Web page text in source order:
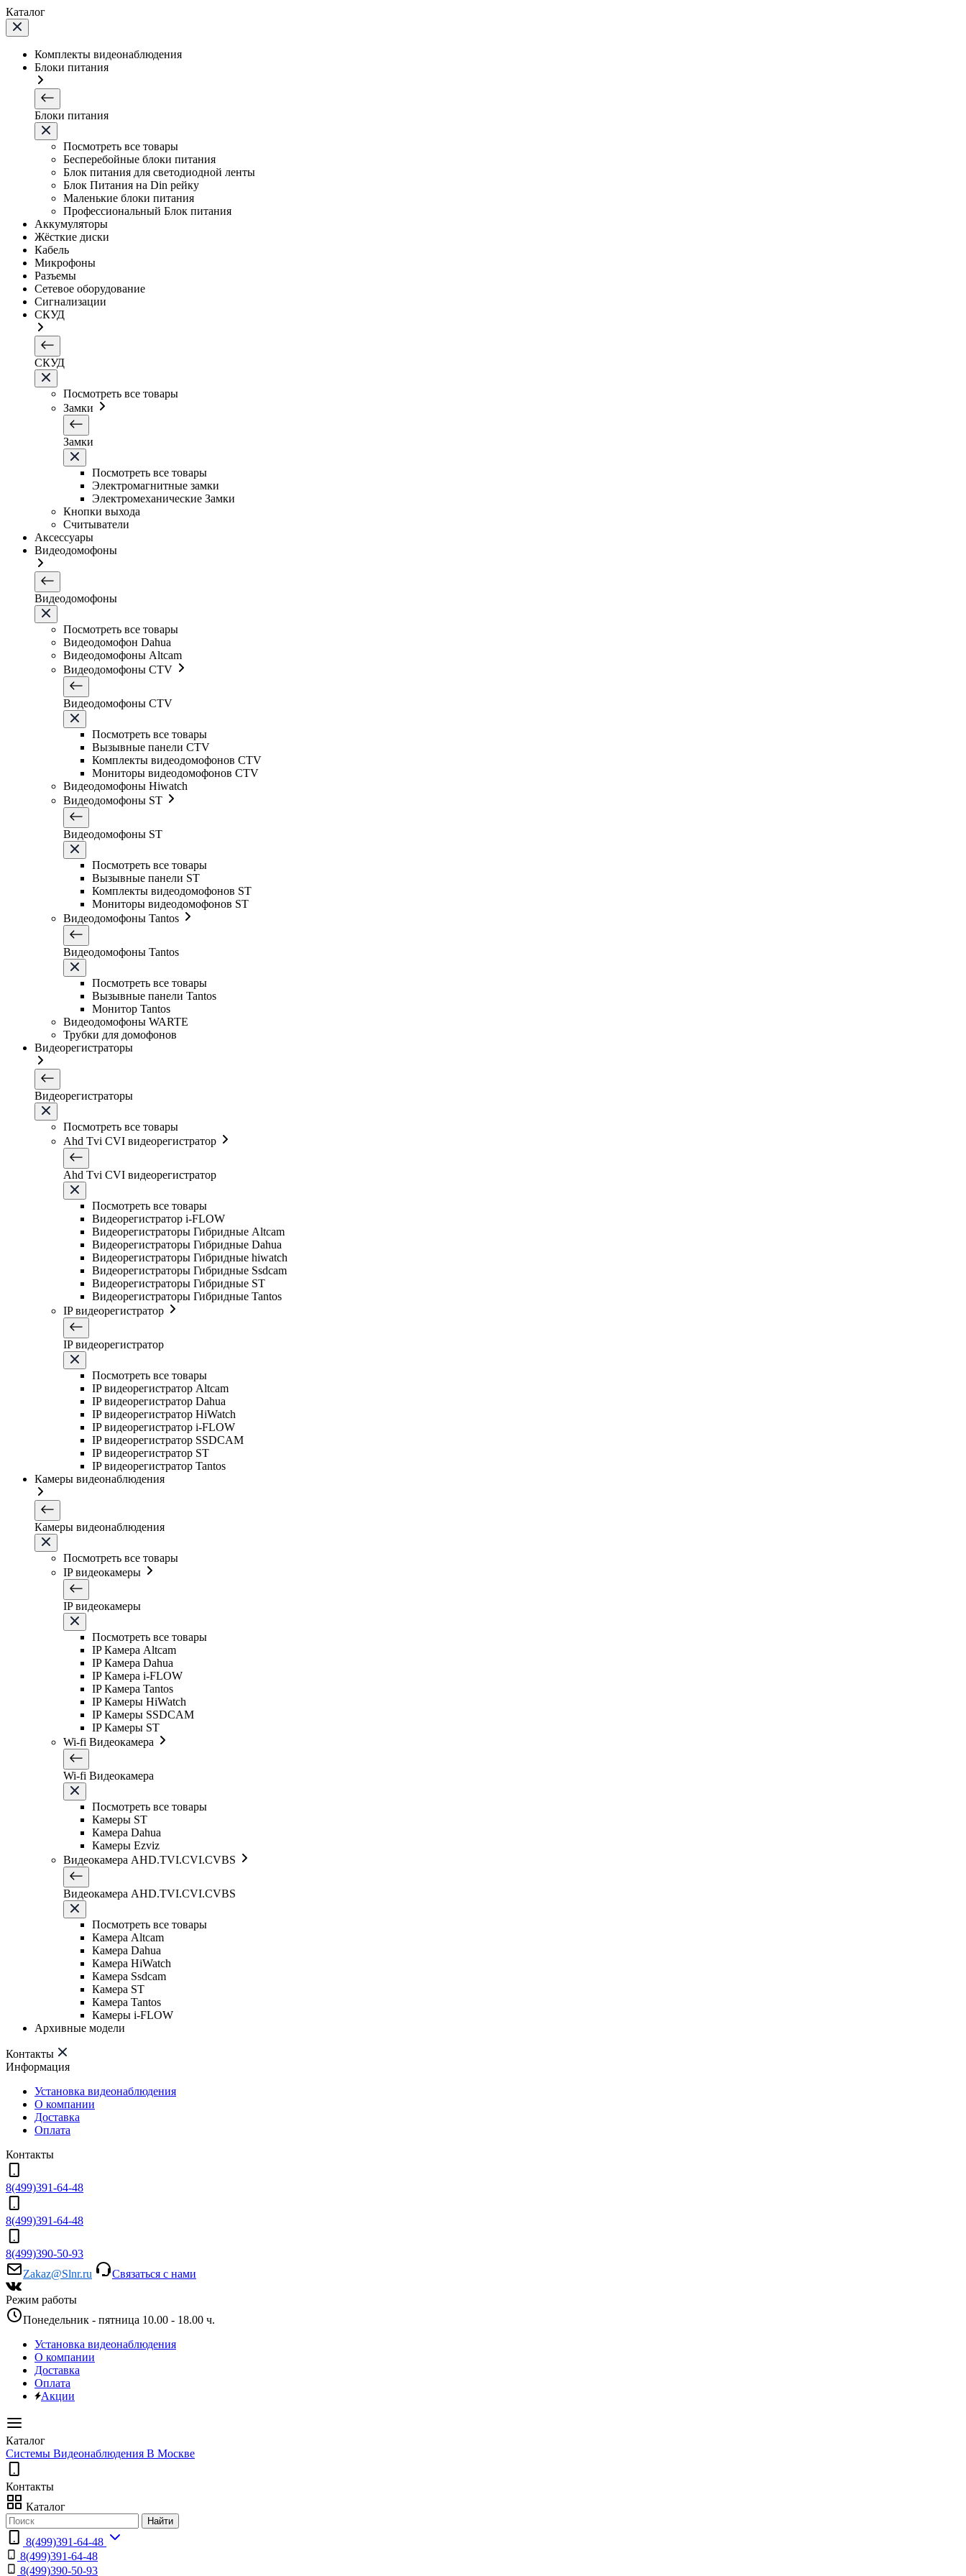
Каталог
Комплекты видеонаблюдения
Блоки питания
Блоки питания
Посмотреть все товары
Бесперебойные блоки питания
Блок питания для светодиодной ленты
Блок Питания на Din рейку
Маленькие блоки питания
Профессиональный Блок питания
Аккумуляторы
Жёсткие диски
Кабель
Микрофоны
Разъемы
Сетевое оборудование
Сигнализации
СКУД
СКУД
Посмотреть все товары
Замки
Замки
Посмотреть все товары
Электромагнитные замки
Электромеханические Замки
Кнопки выхода
Считыватели
Аксессуары
Видеодомофоны
Видеодомофоны
Посмотреть все товары
Видеодомофон Dahua
Видеодомофоны Altcam
Видеодомофоны CTV
Видеодомофоны CTV
Посмотреть все товары
Вызывные панели CTV
Комплекты видеодомофонов CTV
Мониторы видеодомофонов CTV
Видеодомофоны Hiwatch
Видеодомофоны ST
Видеодомофоны ST
Посмотреть все товары
Вызывные панели ST
Комплекты видеодомофонов ST
Мониторы видеодомофонов ST
Видеодомофоны Tantos
Видеодомофоны Tantos
Посмотреть все товары
Вызывные панели Tantos
Монитор Tantos
Видеодомофоны WARTE
Трубки для домофонов
Видеорегистраторы
Видеорегистраторы
Посмотреть все товары
Ahd Tvi CVI видеорегистратор
Ahd Tvi CVI видеорегистратор
Посмотреть все товары
Видеорегистратор i-FLOW
Видеорегистраторы Гибридные Altcam
Видеорегистраторы Гибридные Dahua
Видеорегистраторы Гибридные hiwatch
Видеорегистраторы Гибридные Ssdcam
Видеорегистраторы Гибридные ST
Видеорегистраторы Гибридные Tantos
IP видеорегистратор
IP видеорегистратор
Посмотреть все товары
IP видеорегистратор Altcam
IP видеорегистратор Dahua
IP видеорегистратор HiWatch
IP видеорегистратор i-FLOW
IP видеорегистратор SSDCAM
IP видеорегистратор ST
IP видеорегистратор Tantos
Камеры видеонаблюдения
Камеры видеонаблюдения
Посмотреть все товары
IP видеокамеры
IP видеокамеры
Посмотреть все товары
IP Камера Altcam
IP Камера Dahua
IP Камера i-FLOW
IP Камера Tantos
IP Камеры HiWatch
IP Камеры SSDCAM
IP Камеры ST
Wi-fi Видеокамера
Wi-fi Видеокамера
Посмотреть все товары
Камеры ST
Камера Dahua
Камеры Ezviz
Видеокамера AHD.TVI.CVI.CVBS
Видеокамера AHD.TVI.CVI.CVBS
Посмотреть все товары
Камера Altcam
Камера Dahua
Камера HiWatch
Камера Ssdcam
Камера ST
Камера Tantos
Камеры i-FLOW
Архивные модели
Контакты
Информация
Установка видеонаблюдения
О компании
Доставка
Оплата
Контакты
8(499)391-64-48
8(499)391-64-48
8(499)390-50-93
Zakaz@Slnr.ru
Связаться с нами
Режим работы
Понедельник - пятница 10.00 - 18.00 ч.
Установка видеонаблюдения
О компании
Доставка
Оплата
Акции
Каталог
Системы Видеонаблюдения В Москве
Контакты
Каталог
Найти
8(499)391-64-48
8(499)391-64-48
8(499)390-50-93